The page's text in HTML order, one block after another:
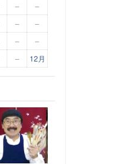
–
–
– –
–
–
– 12月